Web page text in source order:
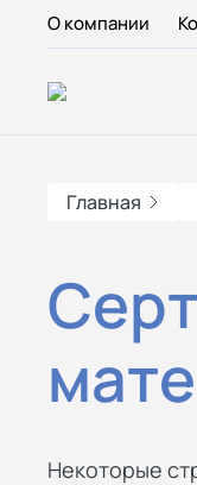
О компании
Главная
Некоторые